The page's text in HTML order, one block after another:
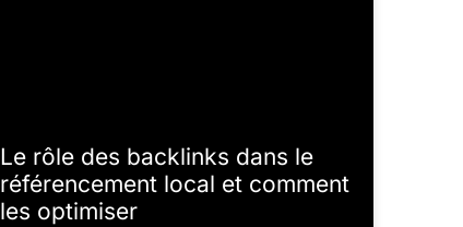
Le rôle des backlinks dans le
référencement local et comment
les optimiser